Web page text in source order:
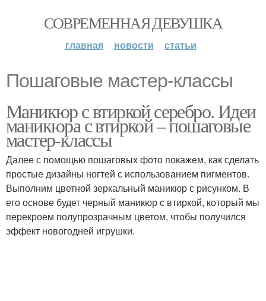
СОВРЕМЕННАЯ ДЕВУШКА
главная новости статьи
Пошаговые мастер-классы
Маникюр с втиркой серебро. Идеи
маникюра с втиркой – пошаговые
мастер-классы
Далее с помощью пошаговых фото покажем, как сделать
простые дизайны ногтей с использованием пигментов.
Выполним цветной зеркальный маникюр с рисунком. В
его основе будет черный маникюр с втиркой, который мы
перекроем полупрозрачным цветом, чтобы получился
эффект новогодней игрушки.